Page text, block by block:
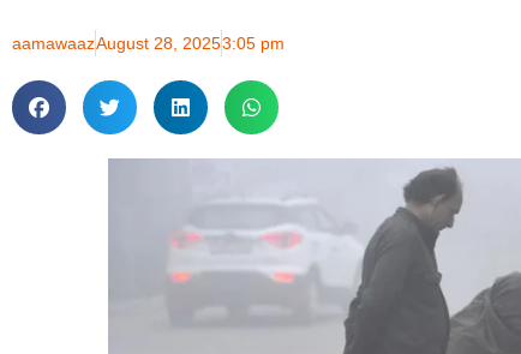
aamawaazAugust 28, 20253:05 pm